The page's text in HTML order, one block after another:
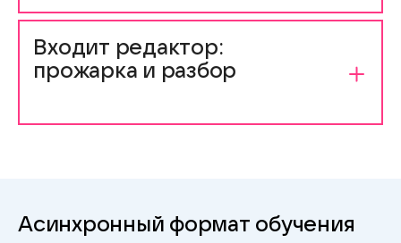
Объясним, как оформить контент, чтобы его
досмотрели. Как зацепить внимание аудитории,
удержать егои эффективнодонести сообщение
Входит редактор:
прожарка и разбор
Асинхронный формат обучения